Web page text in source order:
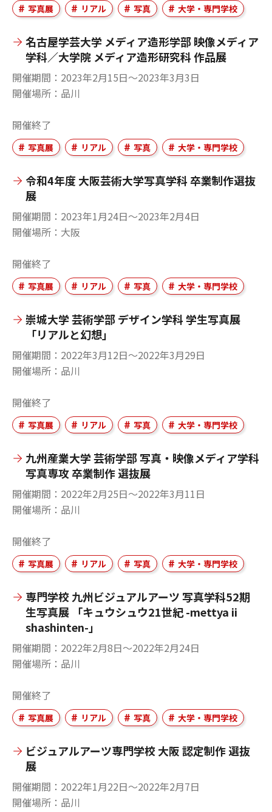
写真展 リアル 写真 大学・専門学校
名古屋学芸大学 メディア造形学部 映像メディア
学科／大学院 メディア造形研究科 作品展
開催期間
2023年2月15日〜2023年3月3日
開催場所
品川
開催終了
写真展 リアル 写真 大学・専門学校
令和4年度 大阪芸術大学写真学科 卒業制作選抜
展
開催期間
2023年1月24日〜2023年2月4日
開催場所
大阪
開催終了
写真展 リアル 写真 大学・専門学校
崇城大学 芸術学部 デザイン学科 学生写真展
「リアルと幻想」
開催期間
2022年3月12日〜2022年3月29日
開催場所
品川
開催終了
写真展 リアル 写真 大学・専門学校
九州産業大学 芸術学部 写真・映像メディア学科
写真専攻 卒業制作 選抜展
開催期間
2022年2月25日〜2022年3月11日
開催場所
品川
開催終了
写真展 リアル 写真 大学・専門学校
専門学校 九州ビジュアルアーツ 写真学科52期
生写真展 「キュウシュウ21世紀 -mettya ii
shashinten-」
開催期間
2022年2月8日〜2022年2月24日
開催場所
品川
開催終了
写真展 リアル 写真 大学・専門学校
ビジュアルアーツ専門学校 大阪 認定制作 選抜
展
開催期間
2022年1月22日〜2022年2月7日
開催場所
品川